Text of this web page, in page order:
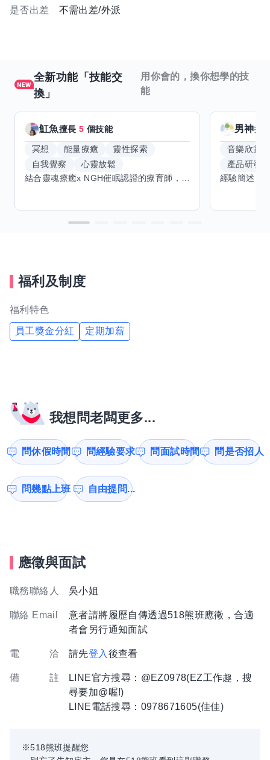
是否出差 不需出差/外派
全新功能「技能交
換」
用你會的，換你想學的技
能
魟魚擅長5 個技能
冥想 能量療癒
靈性探索
自我覺察
心靈放鬆
男神擅
音樂欣賞
產品研發
福利及制度
福利特色
員工獎金分紅 定期加薪
我想問老闆更多...
問休假時間 問經驗要求 問面試時間 問是否招人
問幾點上班 自由提問...
應徵與面試
職務聯絡人 吳小姐
聯絡 Email
意者請將履歷自傳透過518熊班應徵，合適
者會另行通知面試
電 洽 請先登入 後查看
備 註
LINE官方搜尋：@EZ0978(EZ工作趣，搜
尋要加@喔!)
LINE電話搜尋：0978671605(佳佳)
※518熊班提醒您